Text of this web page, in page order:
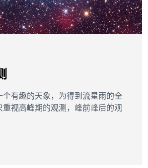
有趣的天象，为得到流星雨的全
重视高峰期的观测，峰前峰后的观